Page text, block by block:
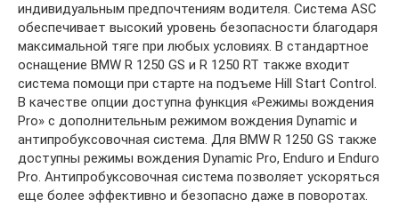
индивидуальным предпочтениям водителя. Система ASC
обеспечивает высокий уровень безопасности благодаря
максимальной тяге при любых условиях. В стандартное
оснащение BMW R 1250 GS и R 1250 RT также входит
система помощи при старте на подъеме Hill Start Control.
В качестве опции доступна функция «Режимы вождения
Pro» с дополнительным режимом вождения Dynamic и
антипробуксовочная система. Для BMW R 1250 GS также
доступны режимы вождения Dynamic Pro, Enduro и Enduro
Pro. Антипробуксовочная система позволяет ускоряться
еще более эффективно и безопасно даже в поворотах.